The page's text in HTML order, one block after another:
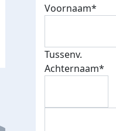
Voornaam*
Tussenv.
Achternaam*